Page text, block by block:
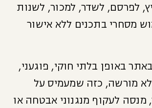
לפרסם, לשדר, למכור, לשנות
מסחרי בתכנים ללא אישור
באופן בלתי חוקי, פוגעני,
מורשה, כזה שמעמיס על
לעקוף מנגנוני אבטחה או